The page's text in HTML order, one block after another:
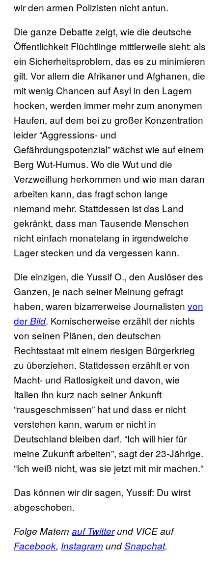
wir den armen Polizisten nicht antun.
Die ganze Debatte zeigt, wie die deutsche
Öffentlichkeit Flüchtlinge mittlerweile sieht: als
ein Sicherheitsproblem, das es zu minimieren
gilt. Vor allem die Afrikaner und Afghanen, die
mit wenig Chancen auf Asyl in den Lagern
hocken, werden immer mehr zum anonymen
Haufen, auf dem bei zu großer Konzentration
leider “Aggressions- und
Gefährdungspotenzial” wächst wie auf einem
Berg Wut-Humus. Wo die Wut und die
Verzweiflung herkommen und wie man daran
arbeiten kann, das fragt schon lange
niemand mehr. Stattdessen ist das Land
gekränkt, dass man Tausende Menschen
nicht einfach monatelang in irgendwelche
Lager stecken und da vergessen kann.
Die einzigen, die Yussif O., den Auslöser des
Ganzen, je nach seiner Meinung gefragt
haben, waren bizarrerweise Journalisten von
derBild. Komischerweise erzählt der nichts
von seinen Plänen, den deutschen
Rechtsstaat mit einem riesigen Bürgerkrieg
zu überziehen. Stattdessen erzählt er von
Macht- und Ratlosigkeit und davon, wie
Italien ihn kurz nach seiner Ankunft
“rausgeschmissen” hat und dass er nicht
verstehen kann, warum er nicht in
Deutschland bleiben darf. “Ich will hier für
meine Zukunft arbeiten”, sagt der 23-Jährige.
“Ich weiß nicht, was sie jetzt mit mir machen.“
Das können wir dir sagen, Yussif: Du wirst
abgeschoben.
Folge Matern auf Twitterund VICE auf
Facebook, InstagramundSnapchat.